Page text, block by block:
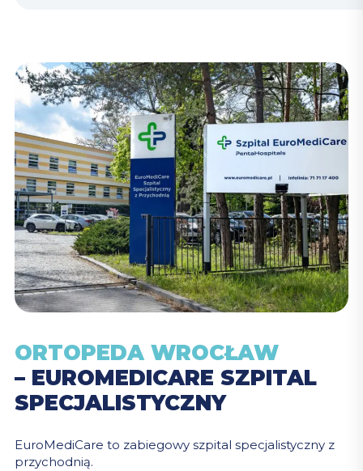
ORTOPEDA WROCŁAW
– EUROMEDICARE SZPITAL
SPECJALISTYCZNY
EuroMediCare to zabiegowy szpital specjalistyczny z
przychodnią.